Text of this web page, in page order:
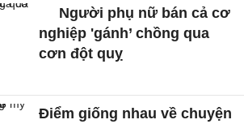
Người phụ nữ bán cả cơ
nghiệp 'gánh’ chồng qua
cơn đột quỵ
Điểm giống nhau về chuyện